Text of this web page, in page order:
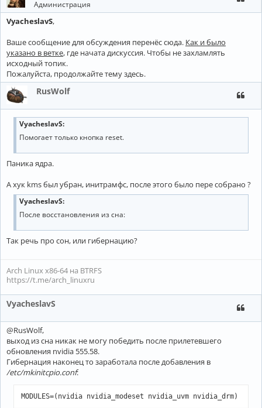
Администрация
VyacheslavS,
Ваше сообщение для обсуждения перенёс сюда. Как и было
указано в ветке, где начата дискуссия. Чтобы не захламлять
исходный топик.
Пожалуйста, продолжайте тему здесь.
RusWolf
VyacheslavS:
Помогает только кнопка reset.
Паника ядра.
А хук kms был убран, инитрамфс, после этого было пере собрано ?
VyacheslavS:
После восстановления из сна:
Так речь про сон, или гибернацию?
Arch Linux x86-64 на BTRFS
https://t.me/arch_linuxru
VyacheslavS
@RusWolf,
выход из сна никак не могу победить после прилетевшего
обновления nvidia 555.58.
Гибернация наконец то заработала после добавления в
/etc/mkinitcpio.conf:
MODULES=(nvidia nvidia_modeset nvidia_uvm nvidia_drm)